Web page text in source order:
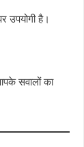
उपयोगी है।
सवालों का